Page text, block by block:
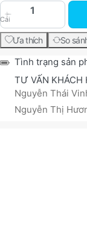
Cái
HP
Ưa thích So
Tình trạng sản
TƯ VẤN KHÁCH
Nguyễn Thái
Nguyễn Thị